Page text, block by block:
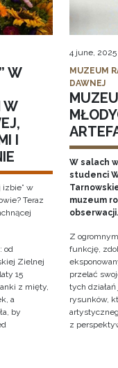
W
W
I
izbie” w
Teraz
od
Zielnej
15
z mięty,
a
by
4 june, 2025
MUZEUM
DAWNEJ
W salach
studenci
muzeum
obserwacji.
Z
funkcję,
przelać
tych
rysunków,
z